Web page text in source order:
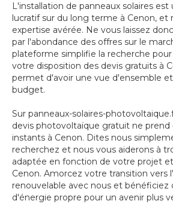
L'installation de panneaux solaires
lucratif sur du long terme à Cenon, et
expertise avérée. Ne vous laissez
par l'abondance des offres sur le
plateforme simplifie la recherche
votre disposition des devis gratuits à
permet d'avoir une vue d'ensemble
budget.
Sur panneaux-solaires-
devis photovoltaïque gratuit ne prend
instants à Cenon. Dites nous
recherchez et nous vous aiderons à
adaptée en fonction de votre projet
Cenon. Amorcez votre transition vers
renouvelable avec nous et bénéficiez
d'énergie propre pour un avenir plus